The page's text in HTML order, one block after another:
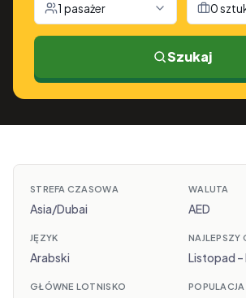
1 pasażer 0
Szukaj
STREFA CZASOWA
Asia/Dubai
WALUTA
AED
JĘZYK
Arabski
NAJLEPSZY
Listopad –
GŁÓWNE LOTNISKO POPULACJA